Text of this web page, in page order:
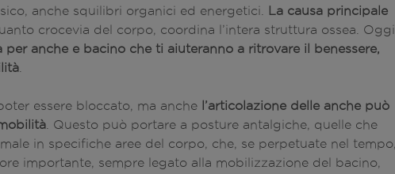
anche squilibri organici ed energetici.
La causa principale
crocevia del corpo, coordina l’intera struttura ossea. Oggi
anche e bacino che ti aiuteranno a ritrovare il benessere,
essere bloccato, ma anche l’articolazione delle anche può
. Questo può portare a posture antalgiche, quelle che
in specifiche aree del corpo, che, se perpetuate nel tempo,
importante, sempre legato alla mobilizzazione del bacino,